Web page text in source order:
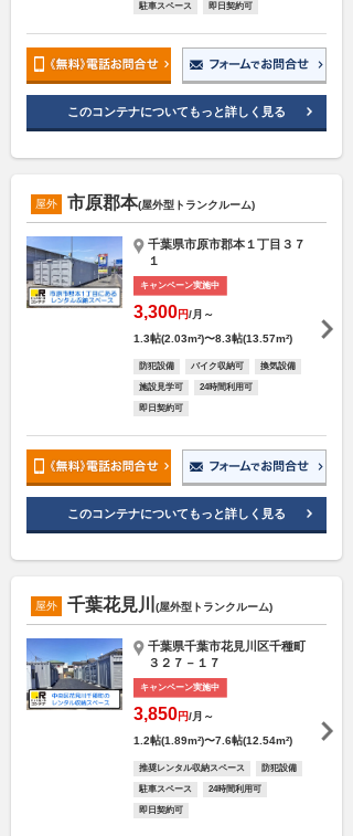
駐車スペース 即日契約可
このコンテナについてもっと詳しく見る
屋外 市原郡本(屋外型トランクルーム)
千葉県市原市郡本１丁目３７
１
キャンペーン実施中
3,300円/月～
1.3帖(2.03m²)〜8.3帖(13.57m²)
防犯設備 バイク収納可 換気設備
施設見学可 24時間利用可
即日契約可
このコンテナについてもっと詳しく見る
屋外 千葉花見川 (屋外型トランクルーム)
千葉県千葉市花見川区千種町
３２７－１７
キャンペーン実施中
3,850円/月～
1.2帖(1.89m²)〜7.6帖(12.54m²)
推奨レンタル収納スペース 防犯設備
駐車スペース 24時間利用可
即日契約可